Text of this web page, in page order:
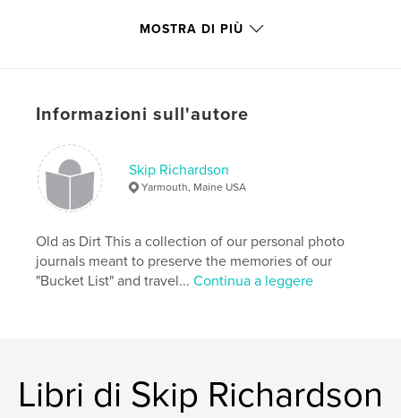
MOSTRA DI PIÙ
Informazioni sull'autore
Skip Richardson
Yarmouth, Maine USA
Old as Dirt This a collection of our personal photo
journals meant to preserve the memories of our
"Bucket List" and travel...Continua a leggere
Libri di Skip Richardson